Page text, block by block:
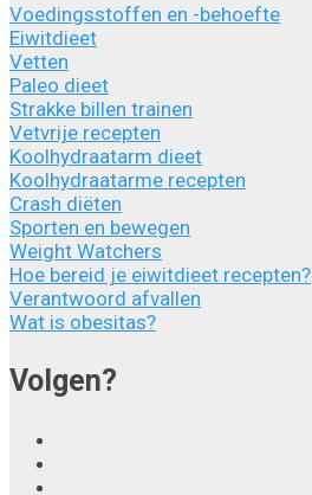
Voedingsstoffen en -behoefte
Eiwitdieet
Vetten
Paleo dieet
Strakke billen trainen
Vetvrije recepten
Koolhydraatarm dieet
Koolhydraatarme recepten
Crash diëten
Sporten en bewegen
Weight Watchers
Hoe bereid je eiwitdieet recepten?
Verantwoord afvallen
Wat is obesitas?
Volgen?